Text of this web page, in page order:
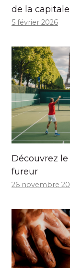
de la capitale
5 février 2026
Découvrez
fureur
26 novembre